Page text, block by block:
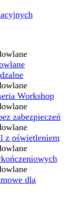
Workshop
zabezpieczeń
z oświetleniem
dla